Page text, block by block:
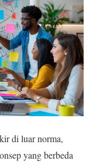
di luar norma,
yang berbeda